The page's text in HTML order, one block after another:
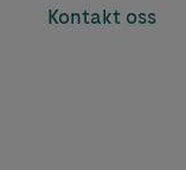
Kontakt oss